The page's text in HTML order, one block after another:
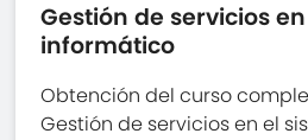
Gestión de servicios
informático
Obtención del curso
Gestión de servicios en el